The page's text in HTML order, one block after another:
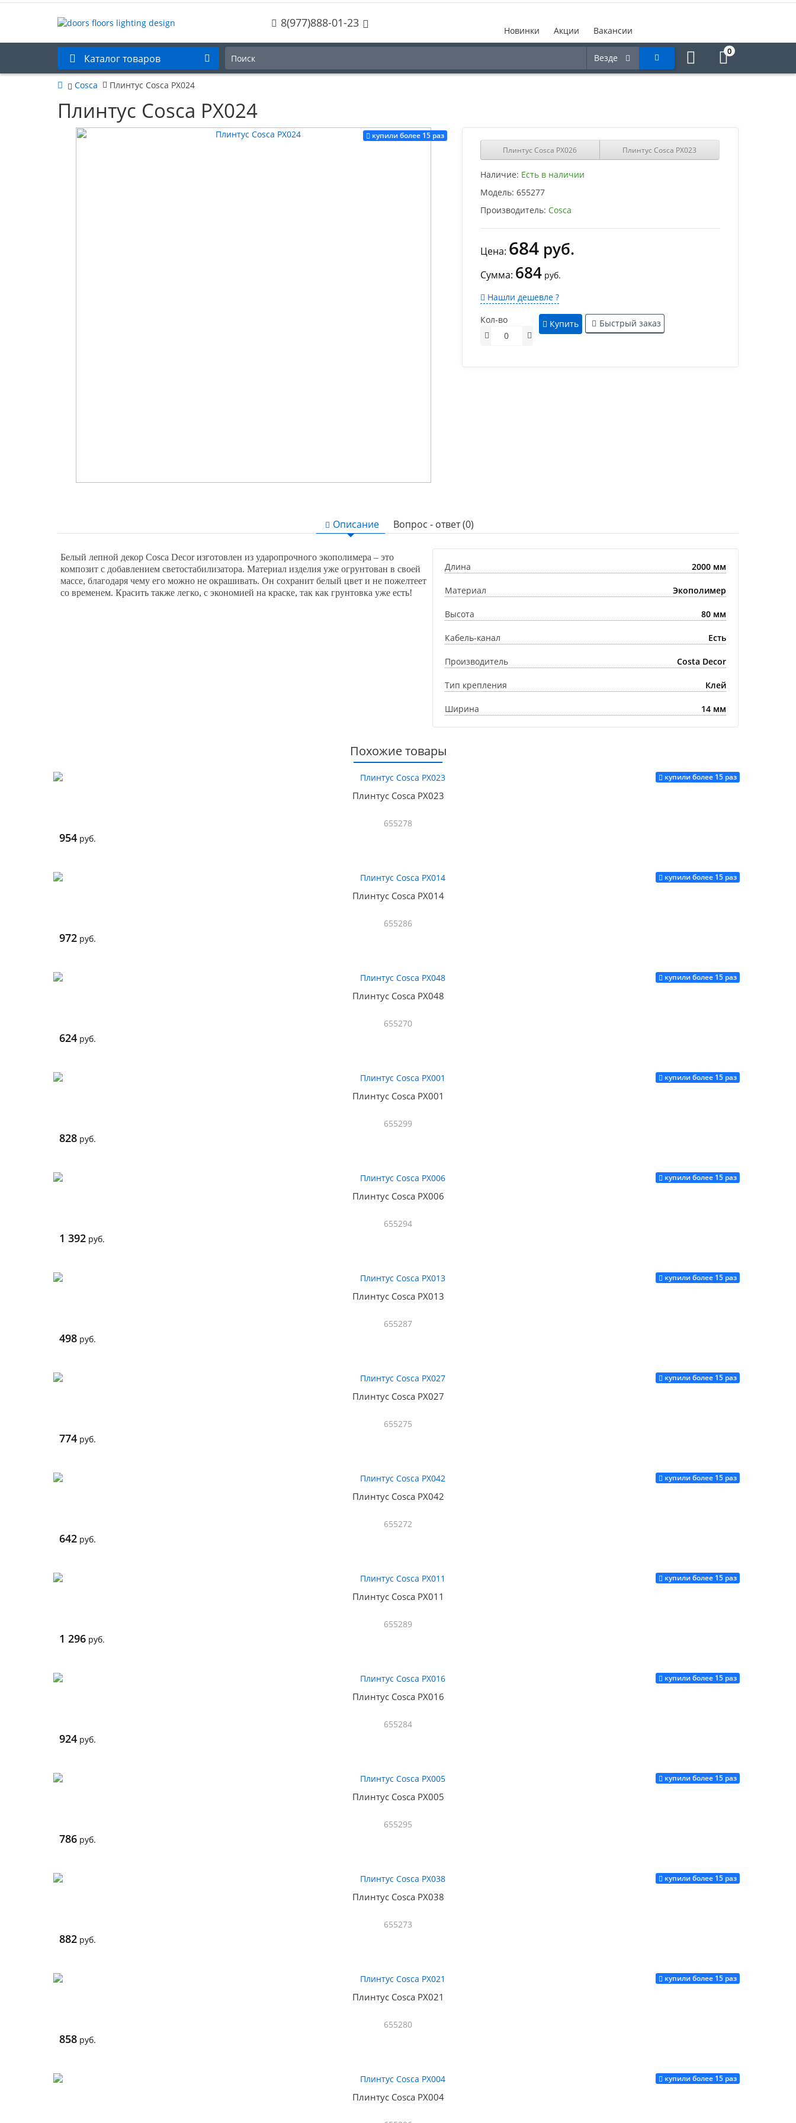
8(977)888-01-23
Новинки Акции Вакансии
Каталог товаров Везде
0
Cosca Плинтус Cosca PX024
Плинтус Cosca PX024
купили более 15 раз
Плинтус Cosca PX026
Плинтус Cosca PX023
Наличие: Есть в наличии
Модель: 655277
Производитель: Cosca
Цена: 684руб.
Сумма: 684руб.
Нашли дешевле ?
Кол-во
Купить Быстрый заказ
Описание Вопрос - ответ (0)
Белый лепной декор Cosca Decor изготовлен из ударопрочного экополимера – это
композит с добавлением светостабилизатора. Материал изделия уже огрунтован в своей
массе, благодаря чему его можно не окрашивать. Он сохранит белый цвет и не пожелтеет
со временем. Красить также легко, с экономией на краске, так как грунтовка уже есть!
Длина 2000 мм
Материал Экополимер
Высота 80 мм
Кабель-канал Есть
Производитель Costa Decor
Тип крепления Клей
Ширина 14 мм
Похожие товары
купили более 15 раз
Плинтус Cosca PX023
655278
954 руб.
Купить
купили более 15 раз
Плинтус Cosca PX014
655286
972 руб.
Купить
купили более 15 раз
Плинтус Cosca PX048
655270
624 руб.
Купить
купили более 15 раз
Плинтус Cosca PX001
655299
828 руб.
Купить
купили более 15 раз
Плинтус Cosca PX006
655294
1 392 руб.
Купить
купили более 15 раз
Плинтус Cosca PX013
655287
498 руб.
Купить
купили более 15 раз
Плинтус Cosca PX027
655275
774 руб.
Купить
купили более 15 раз
Плинтус Cosca PX042
655272
642 руб.
Купить
купили более 15 раз
Плинтус Cosca PX011
655289
1 296 руб.
Купить
купили более 15 раз
Плинтус Cosca PX016
655284
924 руб.
Купить
купили более 15 раз
Плинтус Cosca PX005
655295
786 руб.
Купить
купили более 15 раз
Плинтус Cosca PX038
655273
882 руб.
Купить
купили более 15 раз
Плинтус Cosca PX021
655280
858 руб.
Купить
купили более 15 раз
Плинтус Cosca PX004